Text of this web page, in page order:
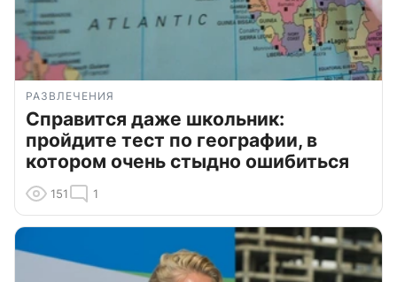
РАЗВЛЕЧЕНИЯ
Справится даже школьник:
пройдите тест по географии, в
котором очень стыдно ошибиться
151 1